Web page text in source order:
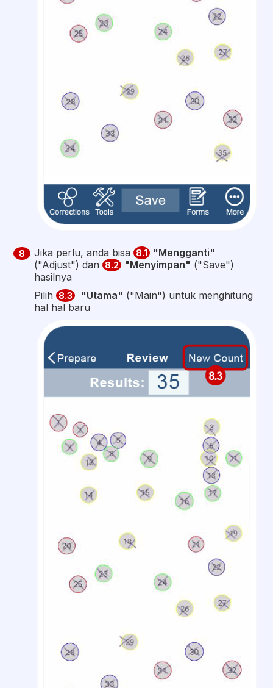
8 Jika perlu, anda bisa 8.1
"Mengganti"
("Adjust") dan
8.2 "Menyimpan" ("Save")
hasilnya
Pilih
8.3 "Utama" ("Main") untuk menghitung
hal hal baru